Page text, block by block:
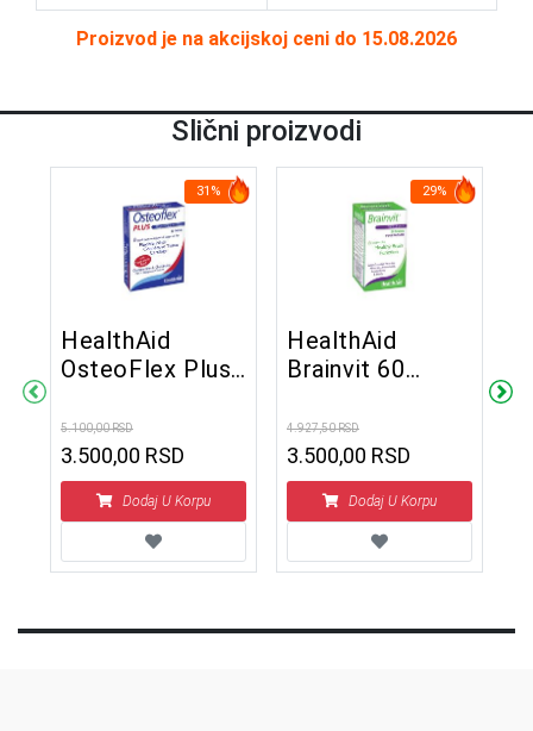
Proizvod je na akcijskoj ceni do 15.08.2026
Slični proizvodi
31%
HealthAid
OsteoFlex Plus
5.100,00 RSD
3.500,00 RSD
Dodaj U Korpu
29%
HealthAid
Brainvit 60
4.927,50 RSD
3.500,00 RSD
Dodaj U Korpu